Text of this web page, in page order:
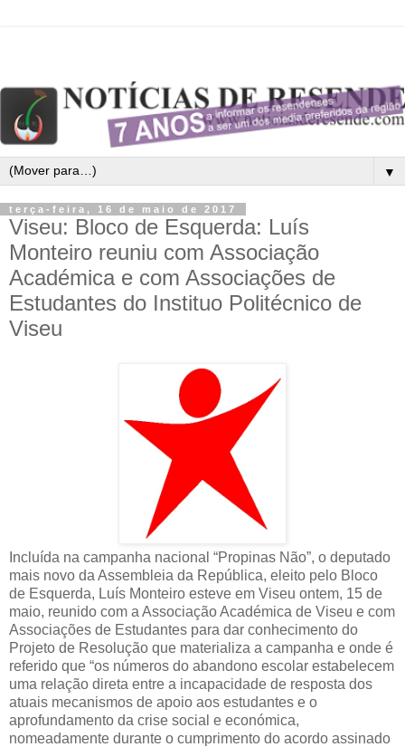
▼
terça-feira, 16 de maio de 2017
Viseu: Bloco de Esquerda: Luís
Monteiro reuniu com Associação
Académica e com Associações de
Estudantes do Instituo Politécnico de
Viseu
Incluída na campanha nacional “Propinas Não”, o deputado
mais novo da Assembleia da República, eleito pelo Bloco
de Esquerda, Luís Monteiro esteve em Viseu ontem, 15 de
maio, reunido com a Associação Académica de Viseu e com
Associações de Estudantes para dar conhecimento do
Projeto de Resolução que materializa a campanha e onde é
referido que “os números do abandono escolar estabelecem
uma relação direta entre a incapacidade de resposta dos
atuais mecanismos de apoio aos estudantes e o
aprofundamento da crise social e económica,
nomeadamente durante o cumprimento do acordo assinado